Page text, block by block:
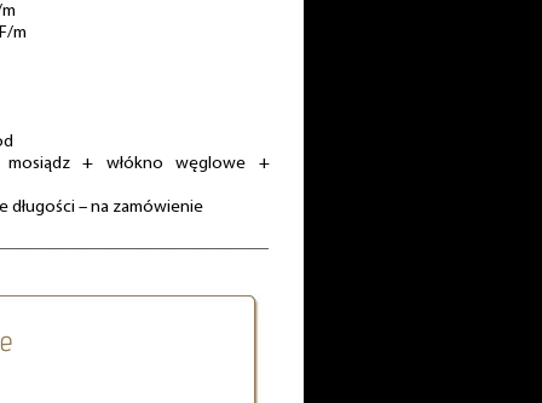
m
mosiądz + włókno węglowe +
długości – na zamówienie